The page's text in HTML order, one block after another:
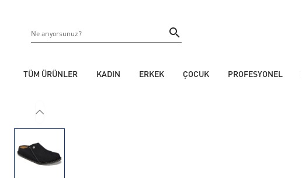
TÜM ÜRÜNLER KADIN ERKEK ÇOCUK PROFESYONEL